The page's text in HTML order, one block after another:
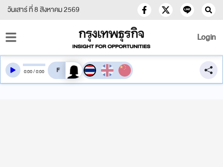
วันเสาร์ ที่ 8 สิงหาคม 2569
Login
0:00/0:00 สลับเสียงอ่าน